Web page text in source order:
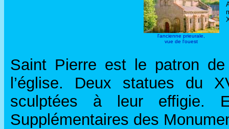
l'ancienne prieurale,
vue de l'ouest
Saint Pierre est le patron
l’église. Deux statues du
sculptées à leur effigie.
Supplémentaires des